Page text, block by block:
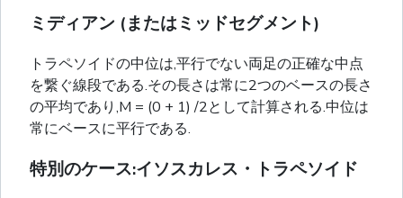
ミディアン (またはミッドセグメント)
トラペソイドの中位は,平行でない両足の正確な中点
を繋ぐ線段である.その長さは常に2つのベースの長さ
の平均であり,M = (0 + 1) /2として計算される.中位は
常にベースに平行である.
特別のケース:イソスカレス・トラペソイド